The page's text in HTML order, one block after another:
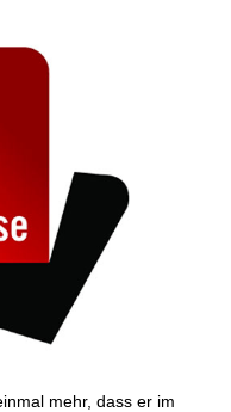
mehr, dass er im